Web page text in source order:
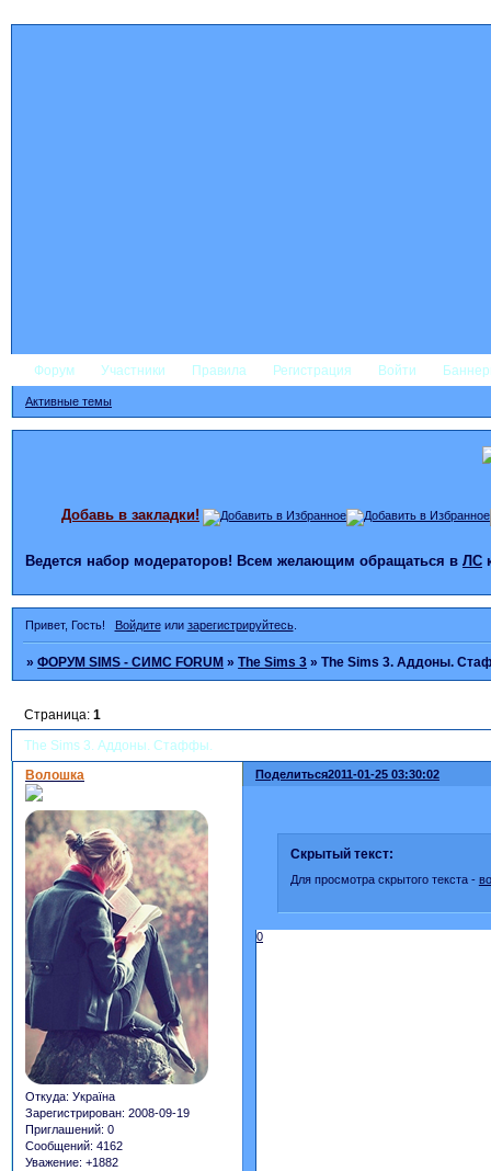
Форум Участники Правила Регистрация Войти
Активные темы
Добавь в закладки!
Ведется набор модераторов! Всем желающим обращаться в ЛС
Привет, Гость! Войдитеили зарегистрируйтесь.
»ФОРУМ SIMS - СИМС FORUM »The Sims 3 »The Sims 3. Аддоны.
The Sims 3. Аддоны. Стаффы.
Страница:1
Поделиться2011-01-25 03:30:02
Волошка
Откуда: Україна
Зарегистрирован: 2008-09-19
Приглашений: 0
Сообщений: 4162
Уважение: +1882
Скрытый текст:
Для просмотра скрытого текста -
0